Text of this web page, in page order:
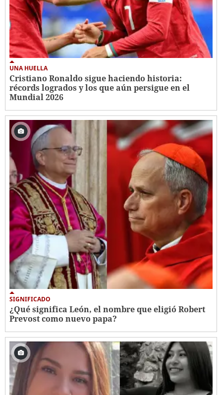
UNA HUELLA
Cristiano Ronaldo sigue haciendo historia:
récords logrados y los que aún persigue en el
Mundial 2026
SIGNIFICADO
¿Qué significa León, el nombre que eligió Robert
Prevost como nuevo papa?